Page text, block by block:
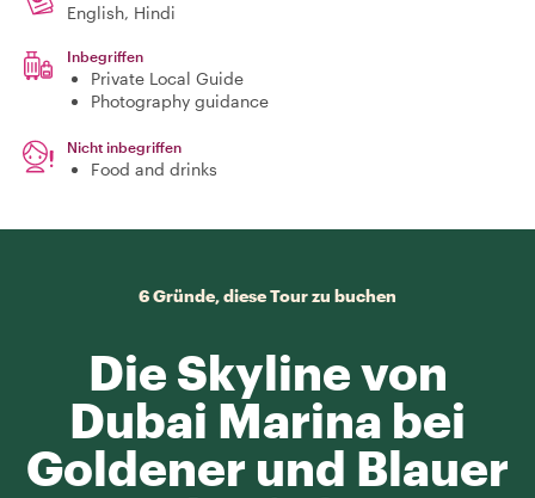
English, Hindi
Inbegriffen
Private Local Guide
Photography guidance
Nicht inbegriffen
Food and drinks
6 Gründe, diese Tour zu buchen
Die Skyline von
Dubai Marina bei
Goldener und Blauer